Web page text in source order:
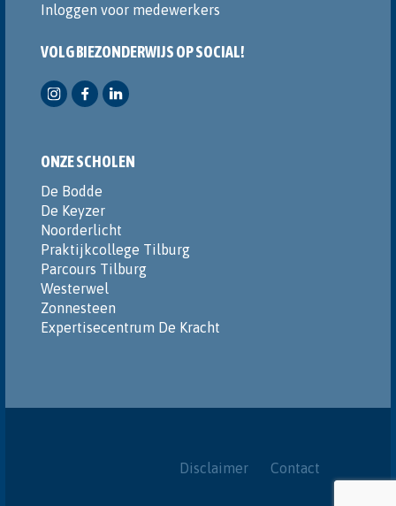
Inloggen voor medewerkers
VOLG BIEZONDERWIJS OP SOCIAL!
ONZE SCHOLEN
De Bodde
De Keyzer
Noorderlicht
Praktijkcollege Tilburg
Parcours Tilburg
Westerwel
Zonnesteen
Expertisecentrum De Kracht
Disclaimer Contact